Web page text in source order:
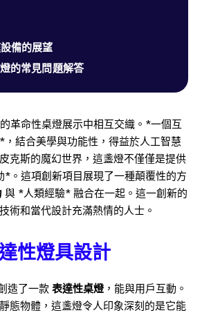
備的展望
的常見問題解答
革命性桌燈展示中相互交織。*一個互
結合美學與功能性，得益於人工智慧
克斯的魔幻世界，這盞燈不僅僅是提供
。這項創新項目展現了一種顛覆性的方
與 *人類經驗* 融合在一起。這一創新的
術和當代設計充滿熱情的人士。
性燈具設計
造了一款 表達性桌燈，能與用戶互動。
態物體，這盞燈令人印象深刻的是它能